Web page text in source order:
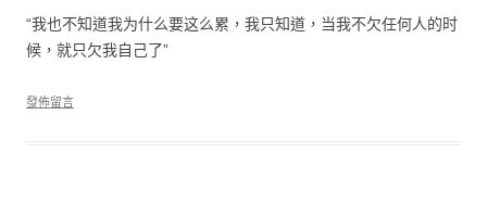
“我也不知道我为什么要这么累，我只知道，当我不欠任何人的时
候，就只欠我自己了”
發佈留言